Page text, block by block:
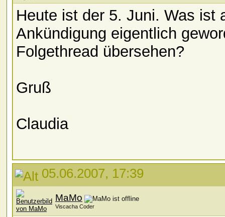
Heute ist der 5. Juni. Was ist
Ankündigung eigentlich
Folgethread übersehen?
Gruß
Claudia
05.06.2007, 17:39
MaMo
Viscacha Coder